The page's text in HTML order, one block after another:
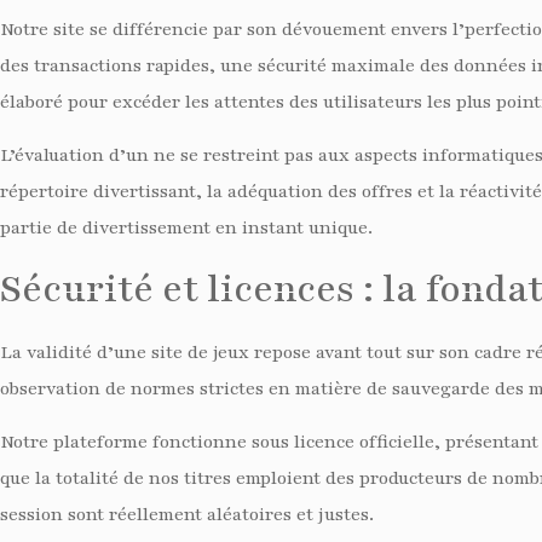
Notre site se différencie par son dévouement envers
des transactions rapides, une sécurité maximale des
élaboré pour excéder les attentes des utilisateurs les plus
L’évaluation d’un ne se restreint pas aux aspects
répertoire divertissant, la adéquation des offres et la
partie de divertissement en instant unique.
Sécurité et licences : la
La validité d’une site de jeux repose avant tout sur son
observation de normes strictes en matière de sauvegarde
Notre plateforme fonctionne sous licence officielle,
que la totalité de nos titres emploient des producteurs de
session sont réellement aléatoires et justes.